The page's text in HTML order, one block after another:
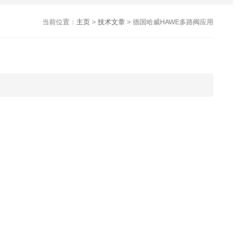
当前位置： 主页> 技术文章> 德国哈威HAWE多路阀应用